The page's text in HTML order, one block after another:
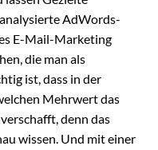
AdWords-
E-Mail-Marketing
die man als
ist, dass in der
Mehrwert das
denn das
wissen. Und mit einer